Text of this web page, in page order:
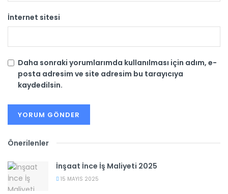
İnternet sitesi
Daha sonraki yorumlarımda kullanılması için adım, e-
posta adresim ve site adresim bu tarayıcıya
kaydedilsin.
Önerilenler
İnşaat İnce İş Maliyeti 2025
15 MAYIS 2025